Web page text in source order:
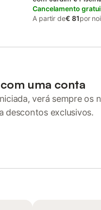
Cancelamento
A partir de€ 81por
uma conta
verá sempre os
descontos exclusivos.